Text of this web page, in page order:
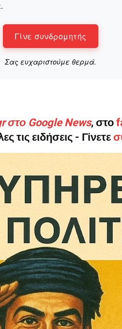
ΕΓΓΡΑΦΕΙΤΕ
τα μηνύματα μπορεί να είναι
ευχαρίστηση από το να τα
την επιβίωση της
σημαντική γιατί μας
χωρίς φόβο και
Γίνε συνδρομητής
Σας ευχαριστούμε θερμά.
στο Google News, στο
τις ειδήσεις - Γίνετε